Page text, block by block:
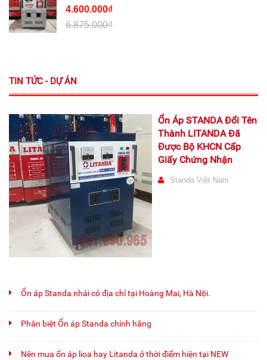
4.600.000₫
6.875.000₫
TIN TỨC - DỰ ÁN
Ổn Áp STANDA Đổi Tên
Thành LITANDA Đã
Được Bộ KHCN Cấp
Giấy Chứng Nhận
Standa Việt Nam
Ổn áp Standa nhái có địa chỉ tại Hoàng Mai, Hà Nội.
Phân biệt Ổn áp Standa chính hãng
Nên mua ổn áp lioa hay Litanda ở thời điểm hiện tại NEW